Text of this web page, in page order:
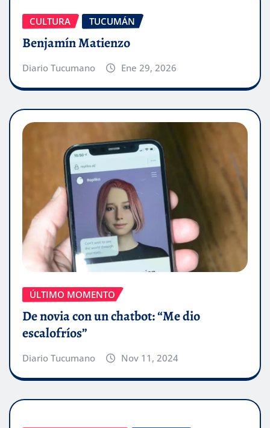
CULTURA TUCUMÁN
Benjamín Matienzo
Diario Tucumano Ene 29, 2026
ÚLTIMO MOMENTO
De novia con un chatbot: “Me dio
escalofríos”
Diario Tucumano Nov 11, 2024